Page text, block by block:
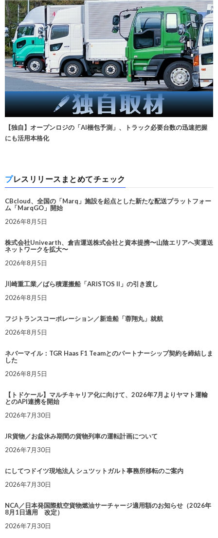
【独自】オープンロジの「AI梱包予測」、トラック必要台数の迅速把握
にも活用本格化
プレスリリースまとめてチェック
CBcloud、全国の「Marq」施設を起点とした新たな配送プラットフォー
ム「MarqGO」開始
2026年8月5日
株式会社Univearth、倉吉運送株式会社と資本提携〜山陰エリアへ実運送
ネットワークを拡大〜
2026年8月5日
川崎重工業／ばら積運搬船「ARISTOS II」の引き渡し
2026年8月5日
フジトランスコーポレーション／新造船「蓉翔丸」就航
2026年8月5日
ネバーマイル：TGR Haas F1 Teamとのパートナーシップ契約を締結しま
した
2026年8月5日
【トドケール】マルチキャリア化に向けて、2026年7月よりヤマト運輸
とのAPI連携を開始
2026年7月30日
JR貨物／お盆休み期間の貨物列車の運転計画について
2026年7月30日
にしてつドイツ現地法人 シュツットガルト事務所移転のご案内
2026年7月30日
NCA／日本発国際航空貨物燃油サーチャージ適用額のお知らせ（2026年
8月1日適用 改定）
2026年7月30日